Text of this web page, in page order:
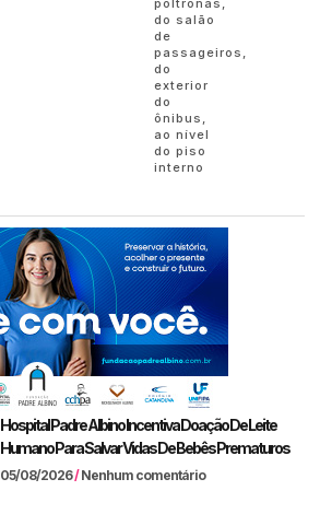
poltronas,
do salão
de
passageiros,
do
exterior
do
ônibus,
ao nível
do piso
interno
Hospital Padre Albino Incentiva Doação De Leite
Humano Para Salvar Vidas De Bebês Prematuros
05/08/2026 Nenhum comentário